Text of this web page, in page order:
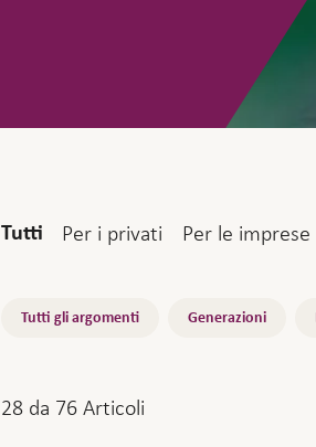
Audience
Tutti Per i privati Per le imprese
Topics
Tutti gli argomenti Generazioni
28 da 76 Articoli